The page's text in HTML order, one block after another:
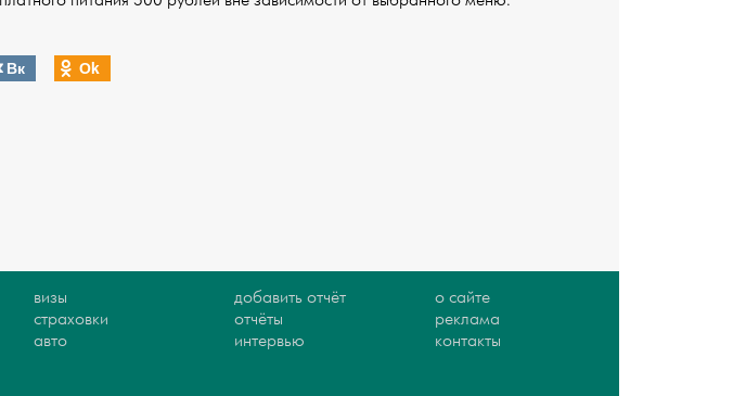
Вк Оk
визы
страховки
авто
добавить отчёт
отчёты
интервью
о сайте
реклама
контакты